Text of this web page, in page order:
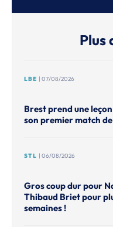
Plus
LBE | 07/08/2026
Brest prend une
son premier match
STL | 06/08/2026
Gros coup dur pour
Thibaud Briet pour
semaines !